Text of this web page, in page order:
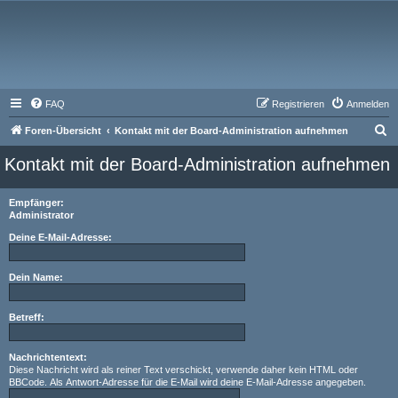
FAQ Anmelden
Registrieren
Foren-Übersicht Kontakt mit der Board-Administration aufnehmen
c
Kontakt mit der Board-Administration aufnehmen
Empfänger:
Administrator
Deine E-Mail-Adresse:
Dein Name:
Betreff:
Nachrichtentext:
Diese Nachricht wird als reiner Text verschickt, verwende daher kein HTML oder
BBCode. Als Antwort-Adresse für die E-Mail wird deine E-Mail-Adresse angegeben.